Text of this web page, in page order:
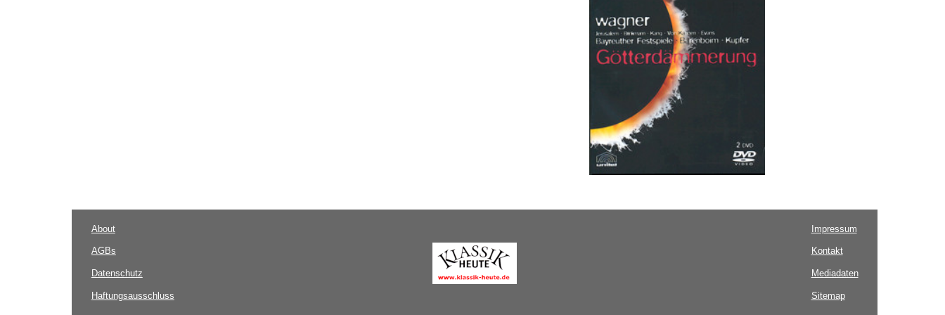
About
AGBs
Datenschutz
Haftungsausschluss
Impressum
Kontakt
Mediadaten
Sitemap